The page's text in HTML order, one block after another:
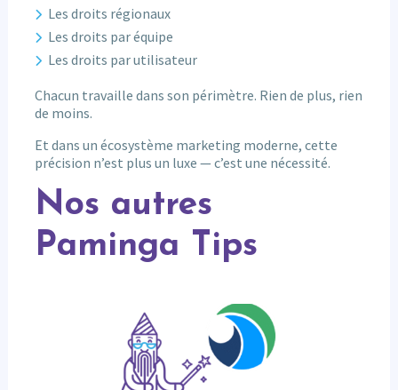
Les droits régionaux
Les droits par équipe
Les droits par utilisateur
Chacun travaille dans son périmètre. Rien de plus, rien
de moins.
Et dans un écosystème marketing moderne, cette
précision n’est plus un luxe — c’est une nécessité.
Nos autres
Paminga Tips